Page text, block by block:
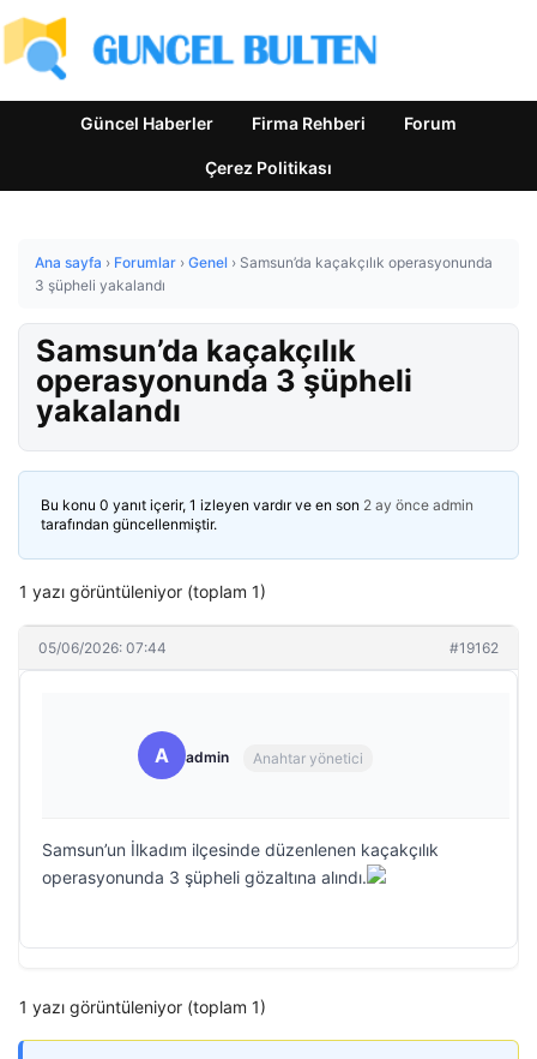
Güncel Haberler Firma Rehberi Forum
Çerez Politikası
Ana sayfa › Forumlar › Genel › Samsun’da kaçakçılık operasyonunda
3 şüpheli yakalandı
Samsun’da kaçakçılık
operasyonunda 3 şüpheli
yakalandı
Bu konu 0 yanıt içerir, 1 izleyen vardır ve en son 2 ay önce admin
tarafından güncellenmiştir.
1 yazı görüntüleniyor (toplam 1)
05/06/2026: 07:44 #19162
A admin Anahtar yönetici
Samsun’un İlkadım ilçesinde düzenlenen kaçakçılık
operasyonunda 3 şüpheli gözaltına alındı.
1 yazı görüntüleniyor (toplam 1)